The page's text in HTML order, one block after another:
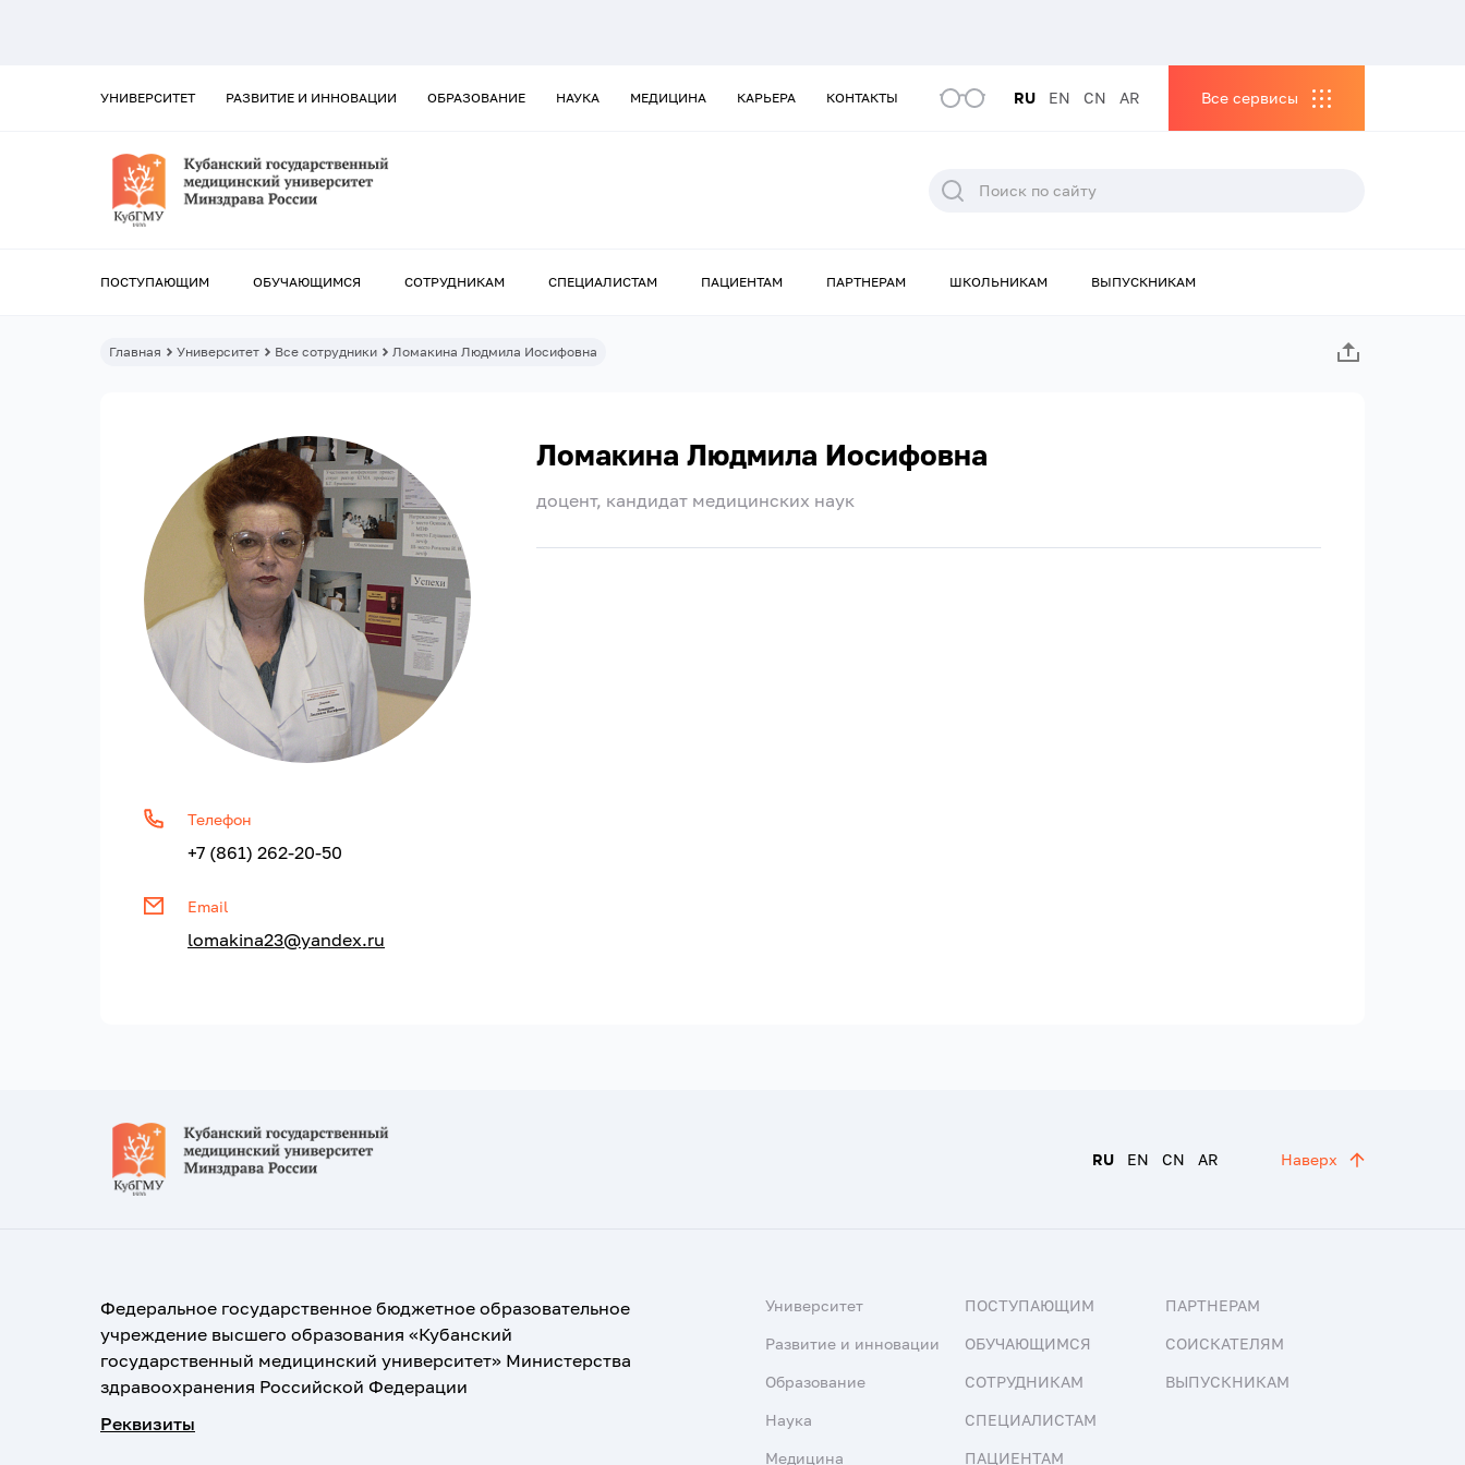
УНИВЕРСИТЕТ РАЗВИТИЕ И ИННОВАЦИИ ОБРАЗОВАНИЕ НАУКА МЕДИЦИНА КАРЬЕРА КОНТАКТЫ RU EN CN AR Все сервисы
ПОСТУПАЮЩИМ ОБУЧАЮЩИМСЯ СОТРУДНИКАМ СПЕЦИАЛИСТАМ ПАЦИЕНТАМ ПАРТНЕРАМ ШКОЛЬНИКАМ ВЫПУСКНИКАМ
Главная Университет Все сотрудники Ломакина Людмила Иосифовна
Телефон
+7 (861) 262-20-50
Email
lomakina23@yandex.ru
Ломакина Людмила Иосифовна
доцент, кандидат медицинских наук
RU EN CN AR Наверх
Федеральное государственное бюджетное образовательное
учреждение высшего образования «Кубанский
государственный медицинский университет» Министерства
здравоохранения Российской Федерации
Реквизиты
Университет
Развитие и инновации
Образование
Наука
Медицина
ПОСТУПАЮЩИМ
ОБУЧАЮЩИМСЯ
СОТРУДНИКАМ
СПЕЦИАЛИСТАМ
ПАЦИЕНТАМ
ПАРТНЕРАМ
СОИСКАТЕЛЯМ
ВЫПУСКНИКАМ